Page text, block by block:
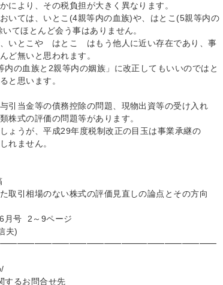
により、その税負担が大きく異なります。
いては、いとこ(4親等内の血族)や、はとこ(5親等内の
てほとんど会う事はありません。
、いとこや はとこ はもう他人に近い存在であり、事
ど無いと思われます。
内の血族と2親等内の姻族」に改正してもいいのではと
と思います。
引当金等の債務控除の問題、現物出資等の受け入れ
株式の評価の問題等があります。
ょうが、平成29年度税制改正の目玉は事業承継の
れません。
取引相場のない株式の評価見直しの論点とその方向
月号 2～9ページ
夫)
するお問合せ先